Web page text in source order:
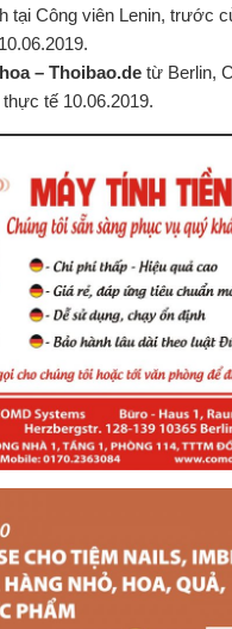
tại Công viên Lenin, trước
– Thoibao.detừ Berlin,
tế 10.06.2019.